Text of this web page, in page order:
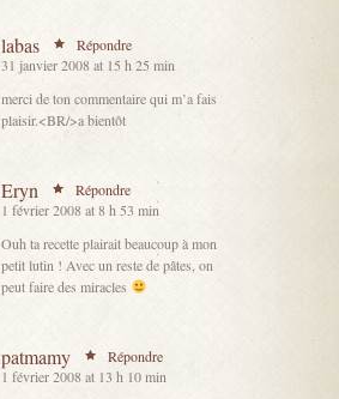
labas
Répondre
31 janvier 2008 at 15 h 25 min
merci de ton commentaire qui m’a fais
plaisir.<BR/>a bientôt
Eryn
Répondre
1 février 2008 at 8 h 53 min
Ouh ta recette plairait beaucoup à mon
petit lutin ! Avec un reste de pâtes, on
peut faire des miracles
patmamy
Répondre
1 février 2008 at 13 h 10 min